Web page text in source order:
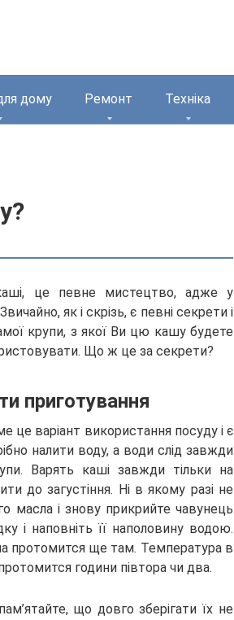
дому Ремонт Техніка
це певне мистецтво, адже у
як і скрізь, є певні секрети і
крупи, з якої Ви цю кашу будете
Що ж це за секрети?
приготування
це варіант використання посуду і є
налити воду, а води слід завжди
Варять каші завжди тільки на
до загустіння. Ні в якому разі не
масла і знову прикрийте чавунець
і наповніть її наполовину водою.
протомится ще там. Температура в
години півтора чи два.
що довго зберігати їх не